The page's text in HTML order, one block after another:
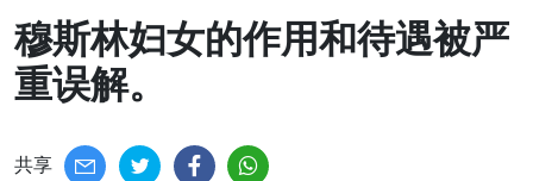
穆斯林妇女的作用和待遇被严
重误解。​
共享